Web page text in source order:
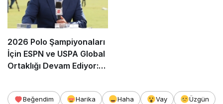
2026 Polo Şampiyonaları
İçin ESPN ve USPA Global
Ortaklığı Devam Ediyor:
Beğendim Harika Haha Vay
Üzgün